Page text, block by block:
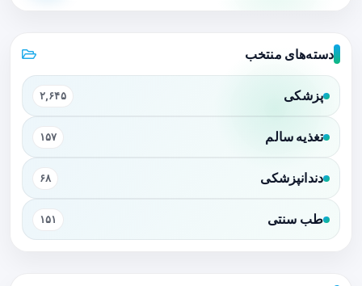
دسته‌های منتخب
پزشکی ۲,۶۴۵
تغذیه سالم ۱۵۷
دندانپزشکی ۶۸
طب سنتی ۱۵۱